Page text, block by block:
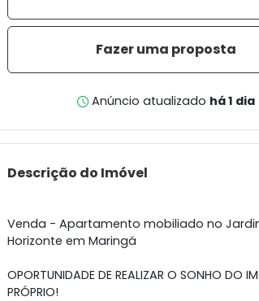
Fazer uma proposta
Anúncio atualizado há 1 dia
Descrição do Imóvel
Venda - Apartamento mobiliado no
Horizonte em Maringá
OPORTUNIDADE DE REALIZAR O SONHO DO
PRÓPRIO!